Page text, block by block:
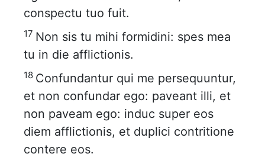
conspectu tuo fuit.
17 Non sis tu mihi formidini: spes mea
tu in die afflictionis.
18 Confundantur qui me persequuntur,
et non confundar ego: paveant illi, et
non paveam ego: induc super eos
diem afflictionis, et duplici contritione
contere eos.